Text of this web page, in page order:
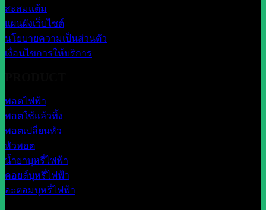
สะสมแต้ม
แผนผังเว็บไซต์
นโยบายความเป็นส่วนตัว
เงื่อนไขการให้บริการ
พอตไฟฟ้า
พอตใช้แล้วทิ้ง
พอตเปลี่ยนหัว
หัวพอต
น้ำยาบุหรี่ไฟฟ้า
คอยล์บุหรี่ไฟฟ้า
อะตอมบุหรี่ไฟฟ้า